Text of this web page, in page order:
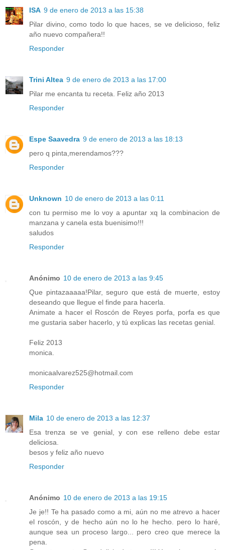
ISA 9 de enero de 2013 a las 15:38
Pilar divino, como todo lo que haces, se ve delicioso, feliz
año nuevo compañera!!
Responder
Trini Altea 9 de enero de 2013 a las 17:00
Pilar me encanta tu receta. Feliz año 2013
Responder
Espe Saavedra 9 de enero de 2013 a las 18:13
pero q pinta,merendamos???
Responder
Unknown 10 de enero de 2013 a las 0:11
con tu permiso me lo voy a apuntar xq la combinacion de
manzana y canela esta buenisimo!!!
saludos
Responder
Anónimo 10 de enero de 2013 a las 9:45
Que pintazaaaaa!Pilar, seguro que está de muerte, estoy
deseando que llegue el finde para hacerla.
Animate a hacer el Roscón de Reyes porfa, porfa es que
me gustaria saber hacerlo, y tú explicas las recetas genial.
Feliz 2013
monica.
monicaalvarez525@hotmail.com
Responder
Mila 10 de enero de 2013 a las 12:37
Esa trenza se ve genial, y con ese relleno debe estar
deliciosa.
besos y feliz año nuevo
Responder
Anónimo 10 de enero de 2013 a las 19:15
Je je!! Te ha pasado como a mi, aún no me atrevo a hacer
el roscón, y de hecho aún no lo he hecho. pero lo haré,
aunque sea un proceso largo... pero creo que merece la
pena.